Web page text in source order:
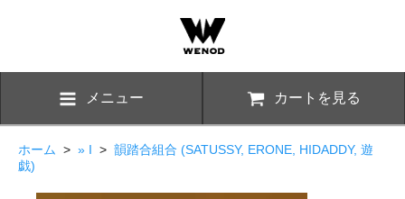
メニュー カートを見る
ホーム > » I > 韻踏合組合 (SATUSSY, ERONE, HIDADDY, 遊
戯)